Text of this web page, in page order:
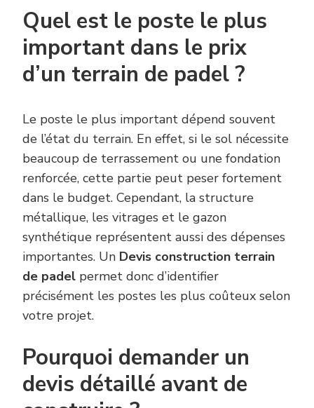
Quel est le poste le plus
important dans le prix
d’un terrain de padel ?
Le poste le plus important dépend souvent
de l’état du terrain. En effet, si le sol nécessite
beaucoup de terrassement ou une fondation
renforcée, cette partie peut peser fortement
dans le budget. Cependant, la structure
métallique, les vitrages et le gazon
synthétique représentent aussi des dépenses
importantes. Un Devis construction terrain
de padel permet donc d’identifier
précisément les postes les plus coûteux selon
votre projet.
Pourquoi demander un
devis détaillé avant de